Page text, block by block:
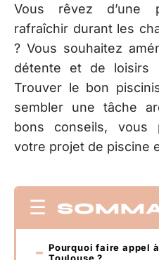
Vous rêvez d’une
rafraîchir durant les
? Vous souhaitez
détente et de loisirs
Trouver le bon
sembler une tâche
bons conseils, vous
votre projet de piscine
Pourquoi faire appel